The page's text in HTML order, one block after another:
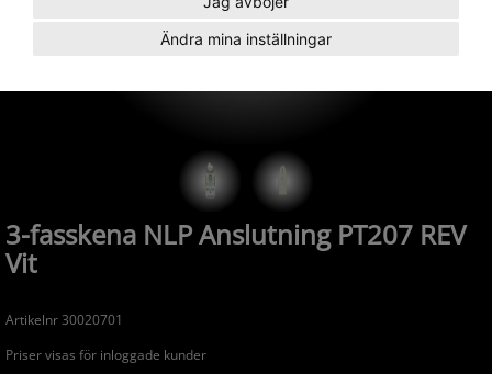
Ändra mina inställningar
3-fasskena NLP Anslutning PT207 REV
Vit
Artikelnr 30020701
Priser visas för inloggade kunder